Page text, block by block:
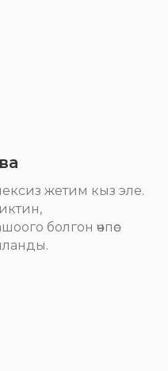
жетим кыз эле.
болгон өчпөс